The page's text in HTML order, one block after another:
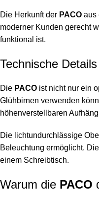
Die Herkunft der PACO aus
moderner Kunden gerecht
funktional ist.
Technische
Die PACO ist nicht nur ein
Glühbirnen verwenden
höhenverstellbaren
Die lichtundurchlässige
Beleuchtung ermöglicht.
einem Schreibtisch.
Warum die PACO